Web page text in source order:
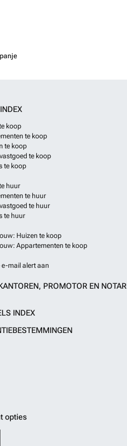
koop
te koop
te koop
te koop
te koop
huur
te huur
te huur
te huur
Huizen te koop
Appartementen te koop
e-mail alert aan
PROMOTOR EN
INDEX
opties